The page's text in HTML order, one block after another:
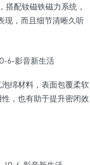
搭配钕磁铁磁力系统，
现，而且细节清晰久听
绵材料，表面包覆柔软
，也有助于提升密闭效